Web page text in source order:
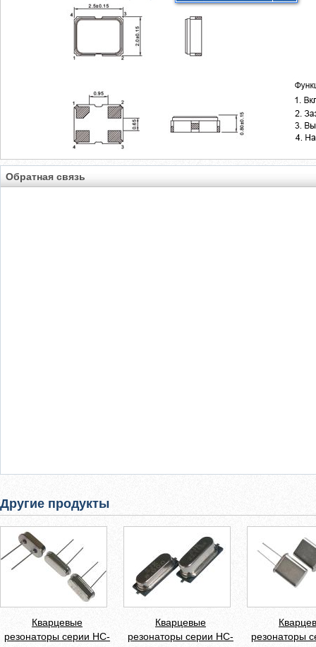
Обратная связь
Другие продукты
Кварцевые
резонаторы серии HC-
Кварцевые
резонаторы серии HC-
резонаторы